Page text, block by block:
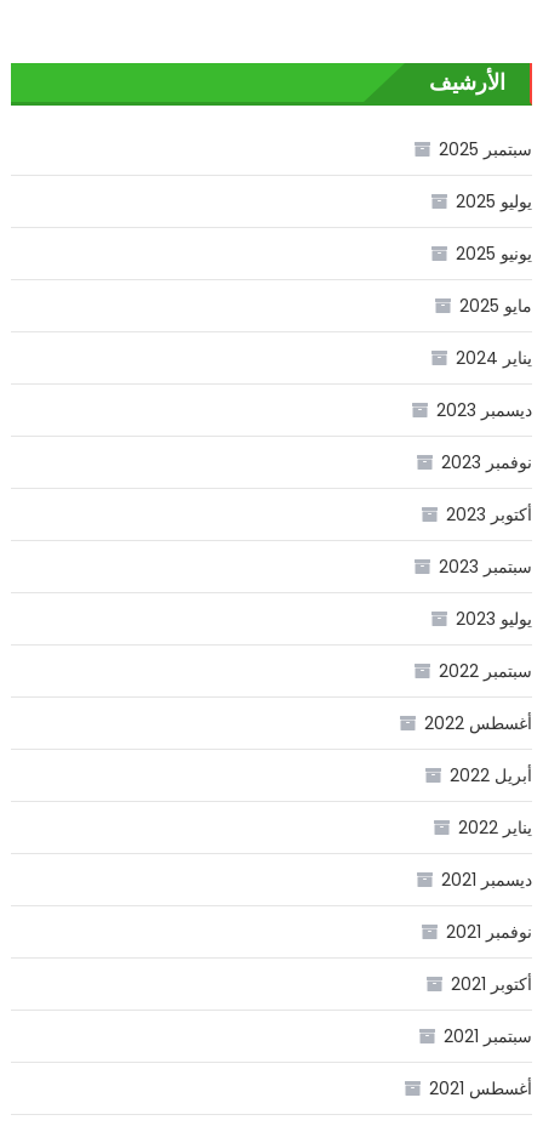
الأرشيف
سبتمبر 2025
يوليو 2025
يونيو 2025
مايو 2025
يناير 2024
ديسمبر 2023
نوفمبر 2023
أكتوبر 2023
سبتمبر 2023
يوليو 2023
سبتمبر 2022
أغسطس 2022
أبريل 2022
يناير 2022
ديسمبر 2021
نوفمبر 2021
أكتوبر 2021
سبتمبر 2021
أغسطس 2021